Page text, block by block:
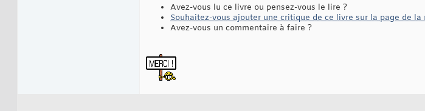
Avez-vous lu ce livre ou pensez-vous le lire ?
Souhaitez-vous ajouter une critique de ce livre sur la page de la
Avez-vous un commentaire à faire ?